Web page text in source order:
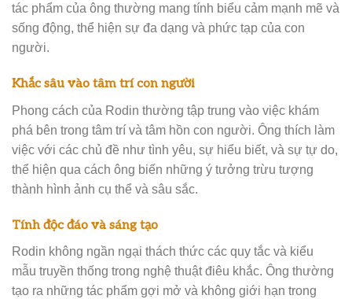
tác phẩm của ông thường mang tính biểu cảm mạnh mẽ và
sống động, thể hiện sự đa dạng và phức tạp của con
người.
Khắc sâu vào tâm trí con người
Phong cách của Rodin thường tập trung vào việc khám
phá bên trong tâm trí và tâm hồn con người. Ông thích làm
việc với các chủ đề như tình yêu, sự hiểu biết, và sự tự do,
thể hiện qua cách ông biến những ý tưởng trừu tượng
thành hình ảnh cụ thể và sâu sắc.
Tính độc đáo và sáng tạo
Rodin không ngần ngại thách thức các quy tắc và kiểu
mẫu truyền thống trong nghệ thuật điêu khắc. Ông thường
tạo ra những tác phẩm gợi mở và không giới hạn trong